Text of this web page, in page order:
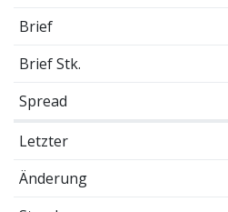
Brief
Brief Stk.
Spread
Letzter
Änderung